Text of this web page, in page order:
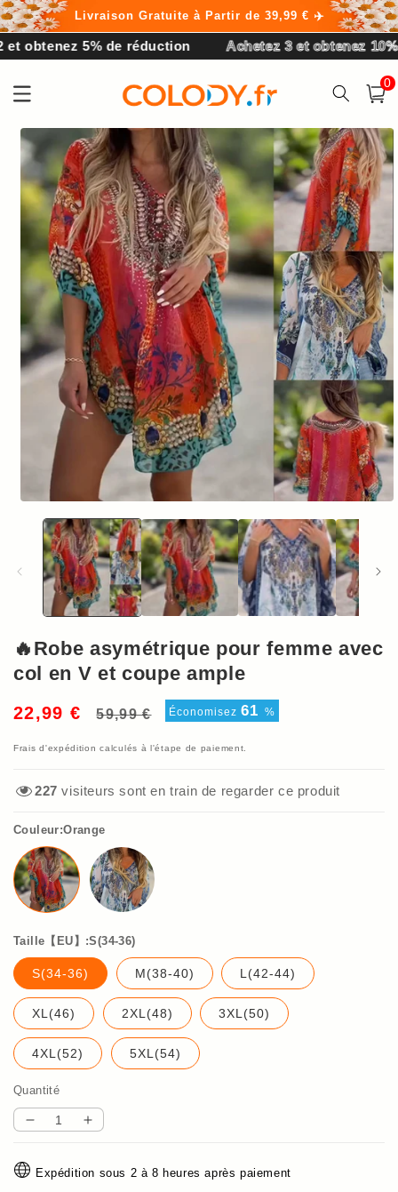
et
passer
au
contenu
Livraison Gratuite à Partir de 39,99 € ✈️
5% de réduction Achetez 3 et obtenez 10% de
Panier
0
0
Passer aux
informations
produits
média
dans
une
fenêtre
modale
🔥Robe asymétrique pour femme avec
col en V et coupe ample
22,99 €
Prix
59,99 €
Prix
Économisez 61 %
Frais d'expédition calculés à l'étape de paiement.
227 visiteurs sont en train de regarder ce produit
Couleur:Orange
Taille【EU】:S(34-36)
S(34-36) M(38-40) L(42-44)
XL(46) 2XL(48) 3XL(50)
4XL(52) 5XL(54)
Quantité
Réduire
quantité
Augmenter
quantité
Expédition sous 2 à 8 heures après paiement